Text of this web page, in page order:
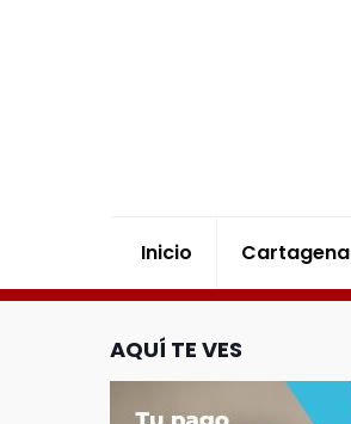
Inicio Cartagena
AQUÍ TE VES